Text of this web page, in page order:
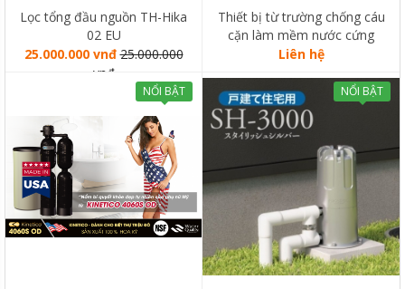
Lọc tổng đầu nguồn TH-Hika
02 EU
25.000.000 vnđ 25.000.000
vnđ
Thiết bị từ trường chống cáu
cặn làm mềm nước cứng
KalyxX
Liên hệ
NỔI BẬT NỔI BẬT